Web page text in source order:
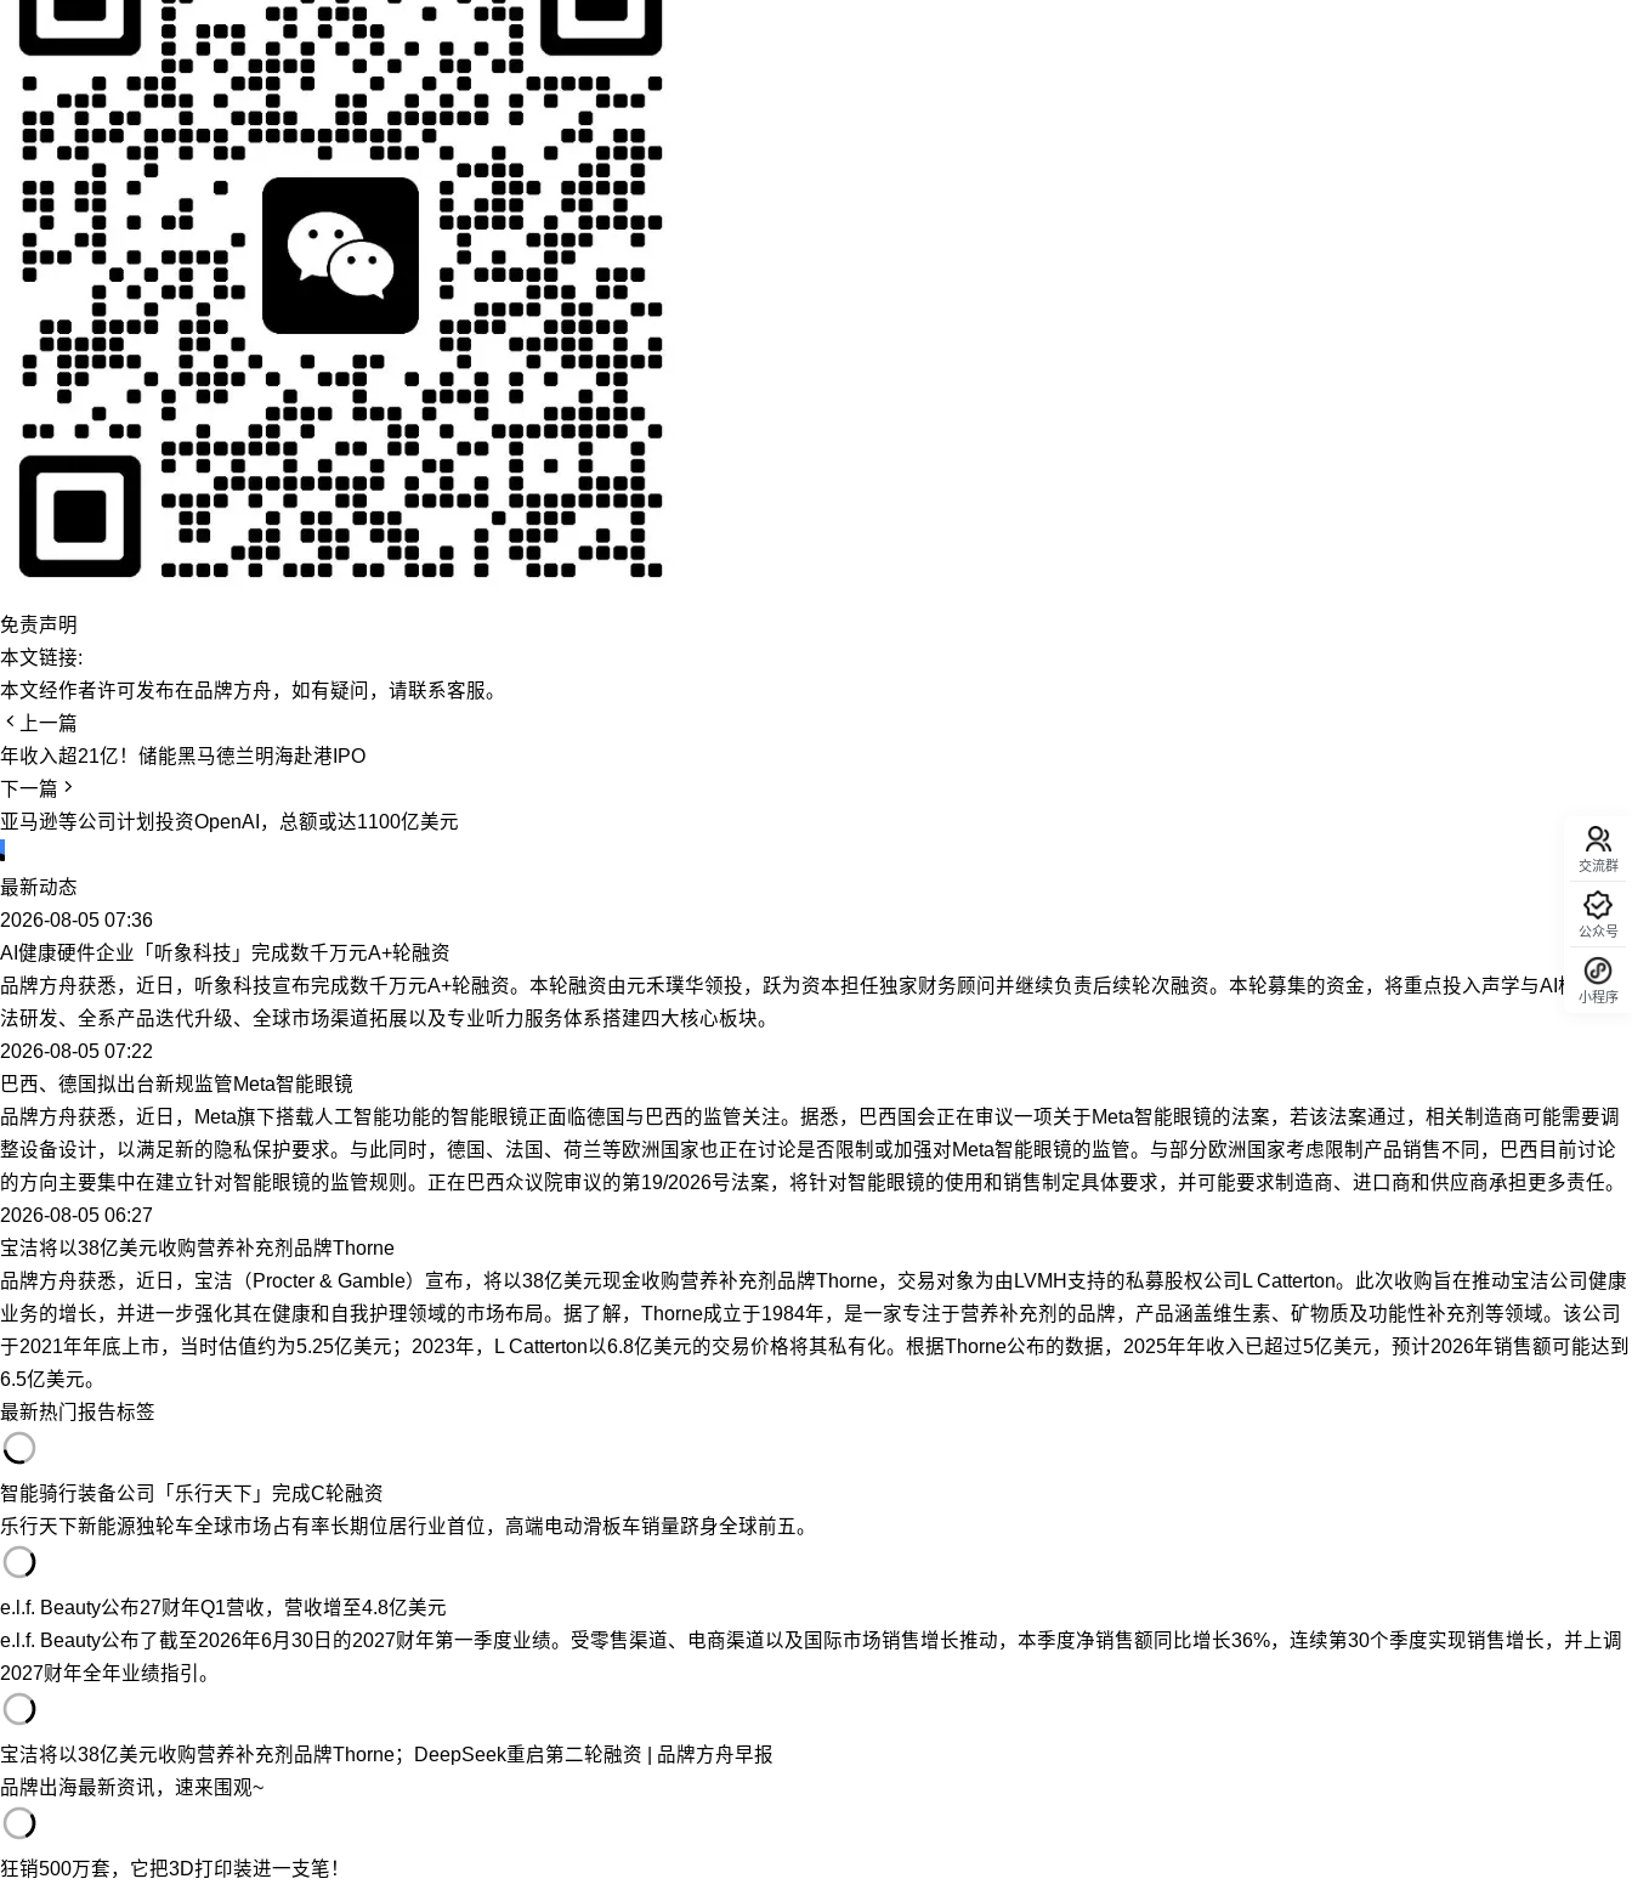
免责声明
本文链接:
本文经作者许可发布在品牌方舟，如有疑问，请联系客服。
上一篇
年收入超21亿！储能黑马德兰明海赴港IPO
下一篇
亚马逊等公司计划投资OpenAI，总额或达1100亿美元
最新动态
2026-08-05 07:36
AI健康硬件企业「听象科技」完成数千万元A+轮融资
品牌方舟获悉，近日，听象科技宣布完成数千万元A+轮融资。本轮融资由元禾璞华领投，跃为资本担任独家财务顾问并继续负责后续轮次融资。本轮募集的资金，将重点投入声学与AI核心算
法研发、全系产品迭代升级、全球市场渠道拓展以及专业听力服务体系搭建四大核心板块。
2026-08-05 07:22
巴西、德国拟出台新规监管Meta智能眼镜
品牌方舟获悉，近日，Meta旗下搭载人工智能功能的智能眼镜正面临德国与巴西的监管关注。据悉，巴西国会正在审议一项关于Meta智能眼镜的法案，若该法案通过，相关制造商可能需要调
整设备设计，以满足新的隐私保护要求。与此同时，德国、法国、荷兰等欧洲国家也正在讨论是否限制或加强对Meta智能眼镜的监管。与部分欧洲国家考虑限制产品销售不同，巴西目前讨论
的方向主要集中在建立针对智能眼镜的监管规则。正在巴西众议院审议的第19/2026号法案，将针对智能眼镜的使用和销售制定具体要求，并可能要求制造商、进口商和供应商承担更多责任。
2026-08-05 06:27
宝洁将以38亿美元收购营养补充剂品牌Thorne
品牌方舟获悉，近日，宝洁（Procter & Gamble）宣布，将以38亿美元现金收购营养补充剂品牌Thorne，交易对象为由LVMH支持的私募股权公司L Catterton。此次收购旨在推动宝洁公司健康
业务的增长，并进一步强化其在健康和自我护理领域的市场布局。据了解，Thorne成立于1984年，是一家专注于营养补充剂的品牌，产品涵盖维生素、矿物质及功能性补充剂等领域。该公司
于2021年年底上市，当时估值约为5.25亿美元；2023年，L Catterton以6.8亿美元的交易价格将其私有化。根据Thorne公布的数据，2025年年收入已超过5亿美元，预计2026年销售额可能达到
6.5亿美元。
最新热门 报告标签
智能骑行装备公司「乐行天下」完成C轮融资
乐行天下新能源独轮车全球市场占有率长期位居行业首位，高端电动滑板车销量跻身全球前五。
e.l.f. Beauty公布27财年Q1营收，营收增至4.8亿美元
e.l.f. Beauty公布了截至2026年6月30日的2027财年第一季度业绩。受零售渠道、电商渠道以及国际市场销售增长推动，本季度净销售额同比增长36%，连续第30个季度实现销售增长，并上调
2027财年全年业绩指引。
宝洁将以38亿美元收购营养补充剂品牌Thorne；DeepSeek重启第二轮融资 | 品牌方舟早报
品牌出海最新资讯，速来围观~
狂销500万套，它把3D打印装进一支笔！
交流群
公众号
小程序